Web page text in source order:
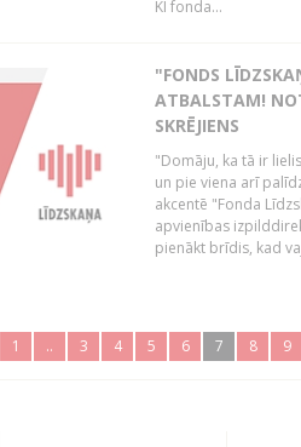
KI fonda...
"FONDS
ATBALSTAM!
SKRĒJIENS
"Domāju, ka tā ir
un pie viena arī
akcentē "Fonda
apvienības
pienākt brīdis, kad
1 .. 3 4 5 6 7 8 9